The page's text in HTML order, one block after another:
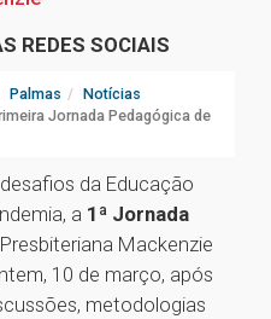
REDES SOCIAIS
Palmas
Notícias
Jornada Pedagógica de
da Educação
a 1ª Jornada
Mackenzie
10 de março, após
metodologias